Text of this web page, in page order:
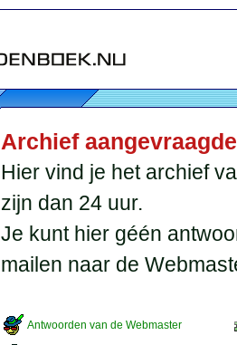
Archief
Hier vind je het archief
zijn dan 24 uur.
Je kunt hier géén
mailen naar de
Antwoorden van de Webmaster